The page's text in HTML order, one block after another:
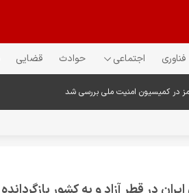
فناوری اجتماعی حوادث قضایی
در کمیسیون امنیت ملی بررسی شد